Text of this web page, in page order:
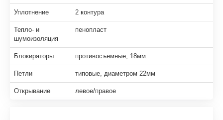
Уплотнение 2 контура
Тепло- и
шумоизоляция
пенопласт
Блокираторы противосъемные, 18мм.
Петли типовые, диаметром 22мм
Открывание левое/правое